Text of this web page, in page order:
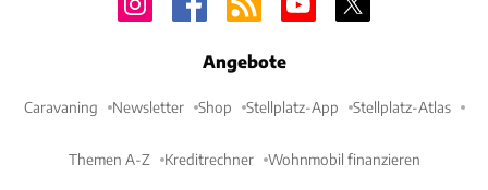
Angebote
Caravaning Newsletter Shop Stellplatz-App Stellplatz-Atlas
Themen A-Z Kreditrechner Wohnmobil finanzieren